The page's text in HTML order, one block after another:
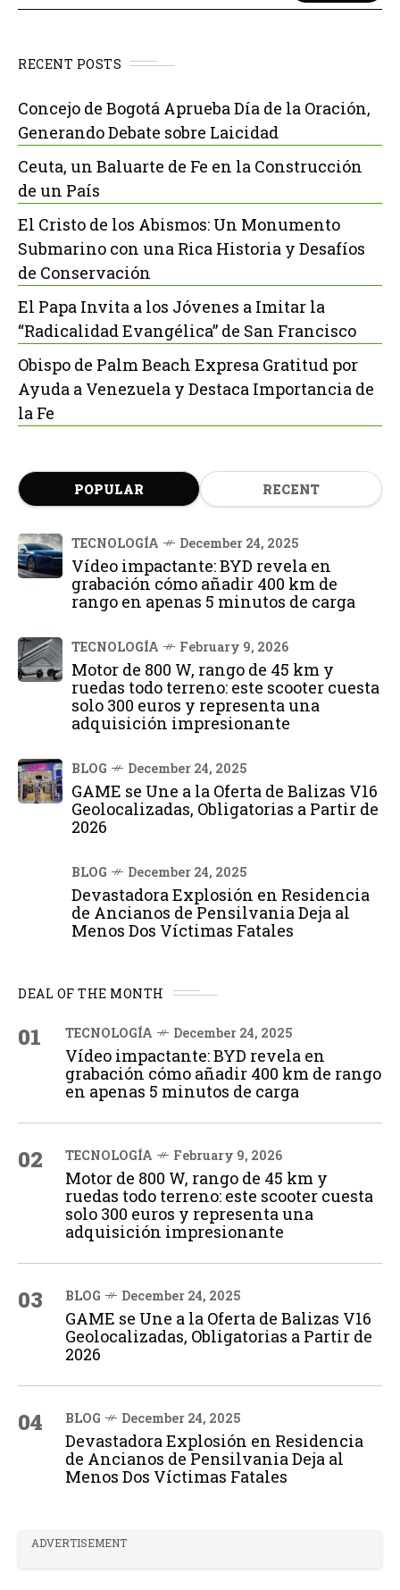
RECENT POSTS
Concejo de Bogotá Aprueba Día de la Oración,
Generando Debate sobre Laicidad
Ceuta, un Baluarte de Fe en la Construcción
de un País
El Cristo de los Abismos: Un Monumento
Submarino con una Rica Historia y Desafíos
de Conservación
El Papa Invita a los Jóvenes a Imitar la
“Radicalidad Evangélica” de San Francisco
Obispo de Palm Beach Expresa Gratitud por
Ayuda a Venezuela y Destaca Importancia de
la Fe
POPULAR RECENT
TECNOLOGÍA December 24, 2025
Vídeo impactante: BYD revela en
grabación cómo añadir 400 km de
rango en apenas 5 minutos de carga
TECNOLOGÍA February 9, 2026
Motor de 800 W, rango de 45 km y
ruedas todo terreno: este scooter cuesta
solo 300 euros y representa una
adquisición impresionante
BLOG December 24, 2025
GAME se Une a la Oferta de Balizas V16
Geolocalizadas, Obligatorias a Partir de
2026
BLOG December 24, 2025
Devastadora Explosión en Residencia
de Ancianos de Pensilvania Deja al
Menos Dos Víctimas Fatales
DEAL OF THE MONTH
01 TECNOLOGÍA December 24, 2025
Vídeo impactante: BYD revela en
grabación cómo añadir 400 km de rango
en apenas 5 minutos de carga
02 TECNOLOGÍA February 9, 2026
Motor de 800 W, rango de 45 km y
ruedas todo terreno: este scooter cuesta
solo 300 euros y representa una
adquisición impresionante
03 BLOG December 24, 2025
GAME se Une a la Oferta de Balizas V16
Geolocalizadas, Obligatorias a Partir de
2026
04 BLOG December 24, 2025
Devastadora Explosión en Residencia
de Ancianos de Pensilvania Deja al
Menos Dos Víctimas Fatales
ADVERTISEMENT